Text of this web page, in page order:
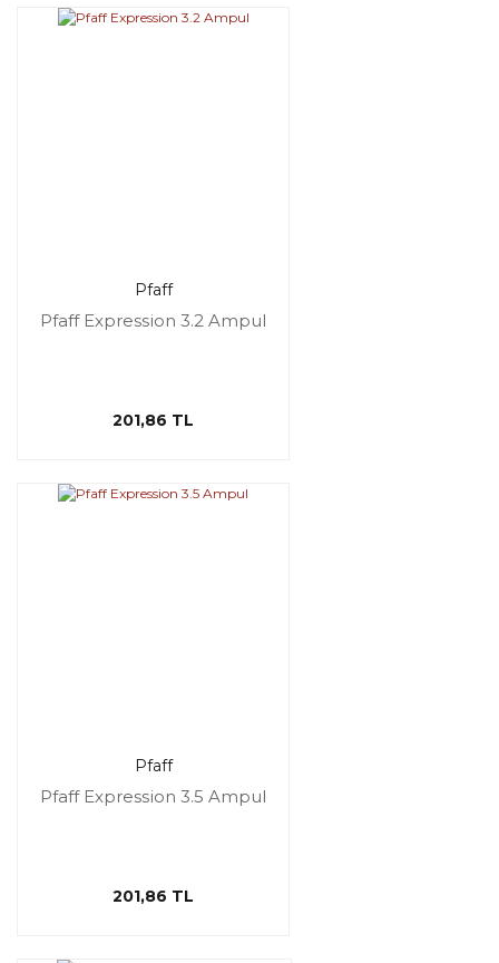
Pfaff
Pfaff Expression 3.2 Ampul
201,86 TL
Pfaff
Pfaff Expression 3.5 Ampul
201,86 TL